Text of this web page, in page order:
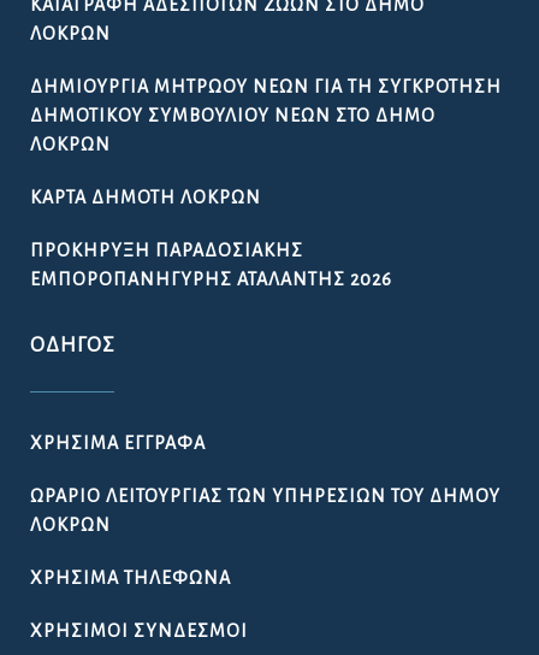
ΚΑΤΑΓΡΑΦΉ ΑΔΈΣΠΟΤΩΝ ΖΏΩΝ ΣΤΟ ΔΉΜΟ
ΛΟΚΡΏΝ
ΔΗΜΙΟΥΡΓΊΑ ΜΗΤΡΏΟΥ ΝΈΩΝ ΓΙΑ ΤΗ ΣΥΓΚΡΌΤΗΣΗ
ΔΗΜΟΤΙΚΟΎ ΣΥΜΒΟΥΛΊΟΥ ΝΈΩΝ ΣΤΟ ΔΉΜΟ
ΛΟΚΡΏΝ
ΚΆΡΤΑ ΔΗΜΌΤΗ ΛΟΚΡΏΝ
ΠΡΟΚΉΡΥΞΗ ΠΑΡΑΔΟΣΙΑΚΉΣ
ΕΜΠΟΡΟΠΑΝΉΓΥΡΗΣ ΑΤΑΛΆΝΤΗΣ 2026
ΟΔΗΓΌΣ
ΧΡΉΣΙΜΑ ΈΓΓΡΑΦΑ
ΩΡΆΡΙΟ ΛΕΙΤΟΥΡΓΊΑΣ ΤΩΝ ΥΠΗΡΕΣΙΏΝ ΤΟΥ ΔΉΜΟΥ
ΛΟΚΡΏΝ
ΧΡΉΣΙΜΑ ΤΗΛΈΦΩΝΑ
ΧΡΉΣΙΜΟΙ ΣΎΝΔΕΣΜΟΙ